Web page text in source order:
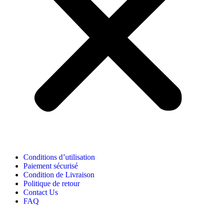
Conditions d’utilisation
Paiement sécurisé
Condition de Livraison
Politique de retour
Contact Us
FAQ